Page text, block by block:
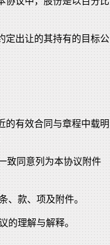
定出让的其持有的目标公
的有效合同与章程中载明
致同意列为本协议附件
、款、项及附件。
的理解与解释。